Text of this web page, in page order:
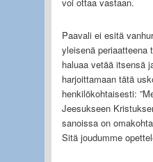
Paavali ei esitä
yleisenä periaatteena
haluaa vetää itsensä
harjoittamaan tätä
henkilökohtaisesti:
Jeesukseen
sanoissa on
Sitä joudumme